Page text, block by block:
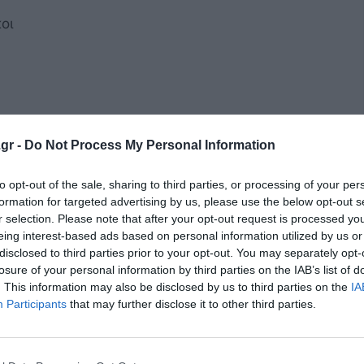
- Do Not Process My Personal Information
opt-out of the sale, sharing to third parties, or processing of your
for targeted advertising by us, please use the below opt-out
selection. Please note that after your opt-out request is processed
interest-based ads based on personal information utilized by us
to third parties prior to your opt-out. You may separately
of your personal information by third parties on the IAB’s list of
This information may also be disclosed by us to third parties on the
Participants that may further disclose it to other third parties.
σεάμεσο όφελος για τους κατοίκους, καθώς
, ο μειωμένος 13% στο 9%
, και ο
ανάγκης,
και τουρισμού,
και άλλα προϊόντα.
θα ενισχύσει τηνανταγωνιστικότητα των